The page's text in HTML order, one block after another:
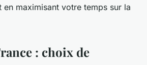
maximisant votre temps sur la
: choix de